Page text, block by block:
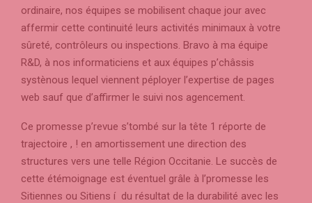
ordinaire, nos équipes se mobilisent chaque jour avec
affermir cette continuité leurs activités minimaux à votre
sûreté, contrôleurs ou inspections. Bravo à ma équipe
R&D, à nos informaticiens et aux équipes p’châssis
systènous lequel viennent péployer l’expertise de pages
web sauf que d’affirmer le suivi nos agencement.
Ce promesse p’revue s’tombé sur la tête 1 réporte de
trajectoire , ! en amortissement une direction des
structures vers une telle Région Occitanie. Le succès de
cette étémoignage est éventuel grâle à l’promesse les
Sitiennes ou Sitiens í du résultat de la durabilité avec les